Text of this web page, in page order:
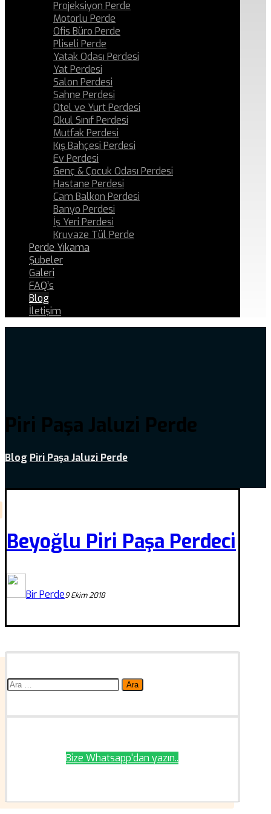
Projeksiyon Perde
Motorlu Perde
Ofis Büro Perde
Pliseli Perde
Yatak Odası Perdesi
Yat Perdesi
Salon Perdesi
Sahne Perdesi
Otel ve Yurt Perdesi
Okul Sınıf Perdesi
Mutfak Perdesi
Kış Bahçesi Perdesi
Ev Perdesi
Genç & Çocuk Odası Perdesi
Hastane Perdesi
Cam Balkon Perdesi
Banyo Perdesi
İş Yeri Perdesi
Kruvaze Tül Perde
Perde Yıkama
Şubeler
Galeri
FAQ’s
Blog
İletişim
Piri Paşa Jaluzi Perde
Blog Piri Paşa Jaluzi Perde
Beyoğlu Piri Paşa Perdeci
Bir Perde9 Ekim 2018
Arama:
Bize Whatsapp'dan yazın..